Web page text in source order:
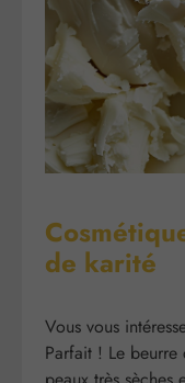
de karité
Vous vous
Parfait ! Le